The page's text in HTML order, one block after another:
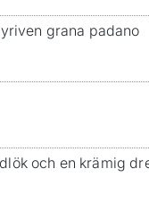
grana padano
och en krämig